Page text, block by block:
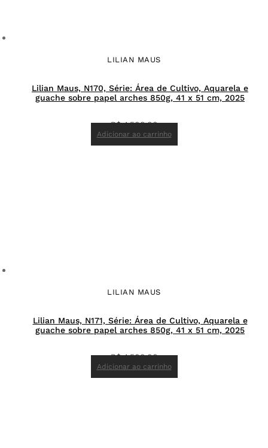
LILIAN MAUS
Lilian Maus, N170, Série: Área de Cultivo, Aquarela e
guache sobre papel arches 850g, 41 x 51 cm, 2025
R$4.500,00
Adicionar ao carrinho
LILIAN MAUS
Lilian Maus, N171, Série: Área de Cultivo, Aquarela e
guache sobre papel arches 850g, 41 x 51 cm, 2025
R$4.500,00
Adicionar ao carrinho